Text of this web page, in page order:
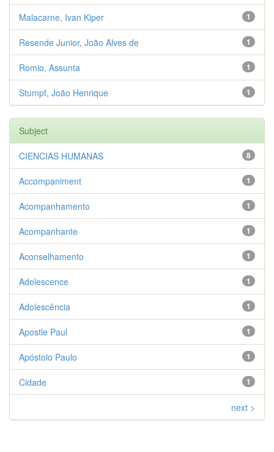
1
Malacarne, Ivan Kiper
1
Resende Junior, João Alves de
1
Romio, Assunta
1
Stumpf, João Henrique
Subject
8
CIENCIAS HUMANAS
1
Accompaniment
1
Acompanhamento
1
Acompanhante
1
Aconselhamento
1
Adolescence
1
Adolescência
1
Apostle Paul
1
Apóstolo Paulo
1
Cidade
next >